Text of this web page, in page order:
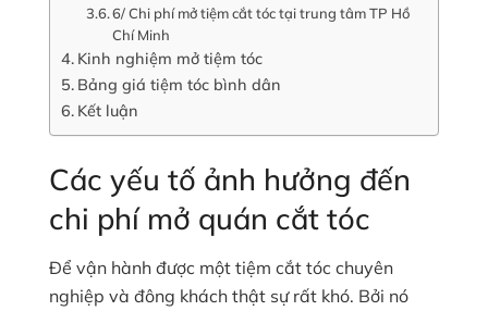
6/ Chi phí mở tiệm cắt tóc tại trung tâm TP Hồ
Chí Minh
Kinh nghiệm mở tiệm tóc
Bảng giá tiệm tóc bình dân
Kết luận
Các yếu tố ảnh hưởng đến
chi phí mở quán cắt tóc
Để vận hành được một tiệm cắt tóc chuyên
nghiệp và đông khách thật sự rất khó. Bởi nó